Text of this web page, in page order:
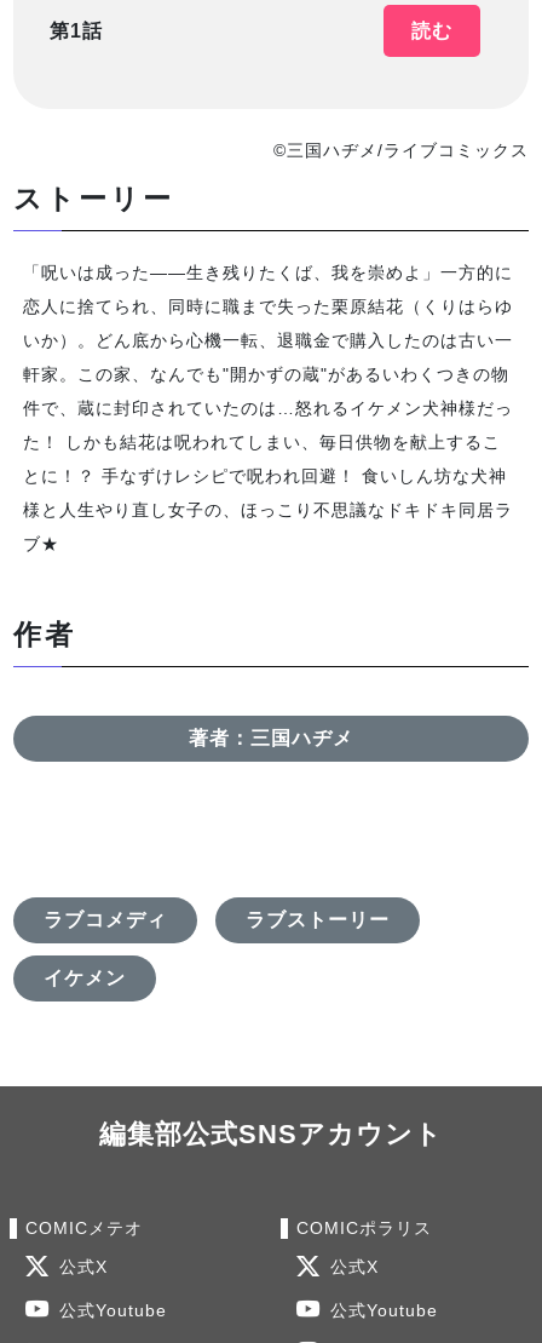
第1話 読む
©三国ハヂメ/ライブコミックス
ストーリー
「呪いは成った――生き残りたくば、我を崇めよ」一方的に
恋人に捨てられ、同時に職まで失った栗原結花（くりはらゆ
いか）。どん底から心機一転、退職金で購入したのは古い一
軒家。この家、なんでも"開かずの蔵"があるいわくつきの物
件で、蔵に封印されていたのは…怒れるイケメン犬神様だっ
た！ しかも結花は呪われてしまい、毎日供物を献上するこ
とに！？ 手なずけレシピで呪われ回避！ 食いしん坊な犬神
様と人生やり直し女子の、ほっこり不思議なドキドキ同居ラ
ブ★
作者
著者：三国ハヂメ
ラブコメディ ラブストーリー
イケメン
編集部公式SNSアカウント
COMICメテオ
公式X
公式Youtube
COMICポラリス
公式X
公式Youtube